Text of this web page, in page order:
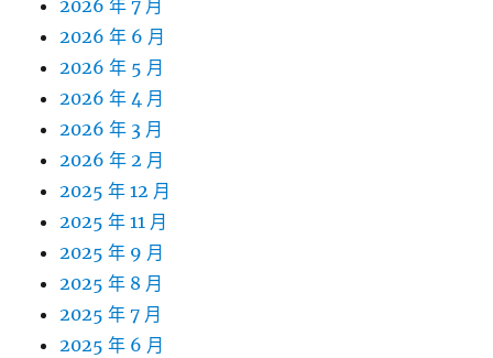
2026 年 7 月
2026 年 6 月
2026 年 5 月
2026 年 4 月
2026 年 3 月
2026 年 2 月
2025 年 12 月
2025 年 11 月
2025 年 9 月
2025 年 8 月
2025 年 7 月
2025 年 6 月